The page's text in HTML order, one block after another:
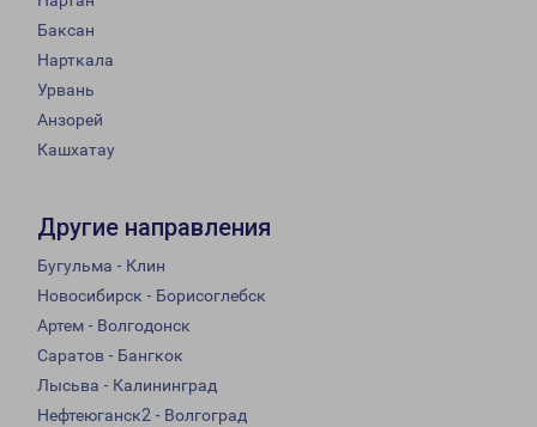
Баксан
Нарткала
Урвань
Анзорей
Кашхатау
Другие направления
Бугульма - Клин
Новосибирск - Борисоглебск
Артем - Волгодонск
Саратов - Бангкок
Лысьва - Калининград
Нефтеюганск2 - Волгоград